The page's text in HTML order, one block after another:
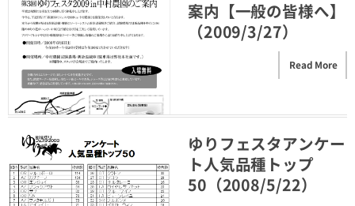
案内【一般の皆様へ】
（2009/3/27）
Read More
ゆりフェスタアンケー
ト人気品種トップ
50（2008/5/22）